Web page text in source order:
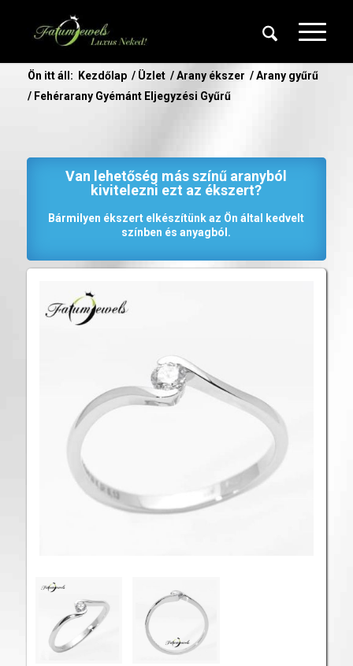
Ön itt áll: Kezdőlap / Üzlet / Arany ékszer / Arany gyűrű
/ Fehérarany Gyémánt Eljegyzési Gyűrű
Van lehetőség más színű aranyból
kivitelezni ezt az ékszert?
Bármilyen ékszert elkészítünk az Ön által kedvelt
színben és anyagból.